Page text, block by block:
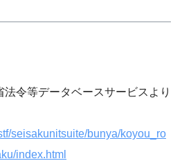
令等データベースサービスより
seisakunitsuite/bunya/koyou_ro
index.html